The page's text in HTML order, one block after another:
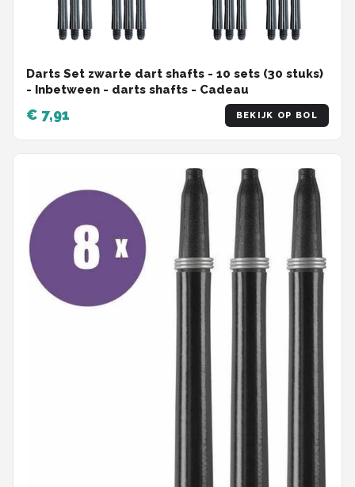
Darts Set zwarte dart shafts - 10 sets (30 stuks)
- Inbetween - darts shafts - Cadeau
€ 7,91 BEKIJK OP BOL